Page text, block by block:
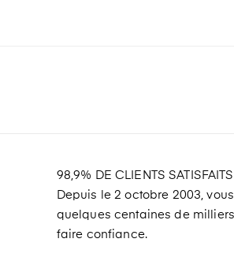
98,9% DE CLIENTS SATISFAITS
Depuis le 2 octobre 2003,
quelques centaines de
faire confiance.